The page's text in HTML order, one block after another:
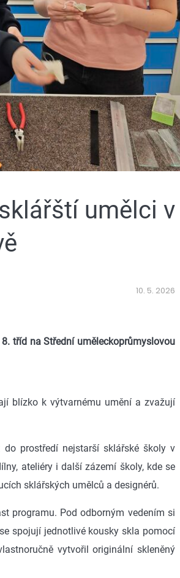
umělci v
10. 5. 2026
tříd na Střední uměleckoprůmyslovou
blízko k výtvarnému umění a zvažují
prostředí nejstarší sklářské školy v
ateliéry i další zázemí školy, kde se
sklářských umělců a designérů.
programu. Pod odborným vedením si
spojují jednotlivé kousky skla pomocí
vytvořil originální skleněný